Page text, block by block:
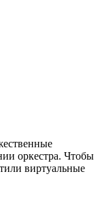
оркестра. Чтобы
виртуальные